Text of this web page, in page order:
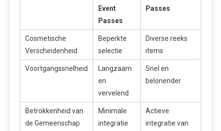
Event
Passes
Passes
Cosmetische
Verscheidenheid
Beperkte
selectie
Diverse reeks
items
Voortgangssnelheid
Langzaam
en
vervelend
Snel en
belonender
Betrokkenheid van
de Gemeenschap
Minimale
integratie
Actieve
integratie van